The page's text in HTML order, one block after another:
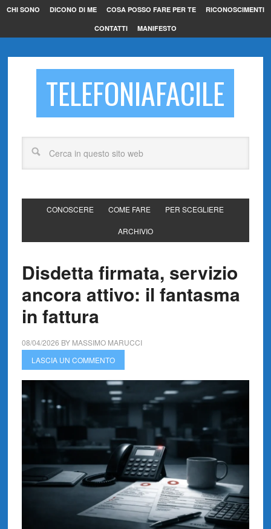
CHI SONO DICONO DI ME COSA POSSO FARE PER TE RICONOSCIMENTI
CONTATTI MANIFESTO
TELEFONIAFACILE
CONOSCERE COME FARE PER SCEGLIERE
ARCHIVIO
Disdetta firmata, servizio
ancora attivo: il fantasma
in fattura
08/04/2026 BY MASSIMO MARUCCI
LASCIA UN COMMENTO